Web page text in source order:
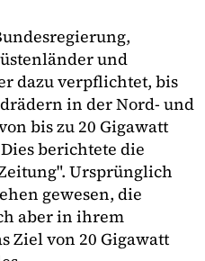
und
dazu verpflichtet, bis
in der Nord- und
bis zu 20 Gigawatt
berichtete die
Ursprünglich
gewesen, die
aber in ihrem
Ziel von 20 Gigawatt